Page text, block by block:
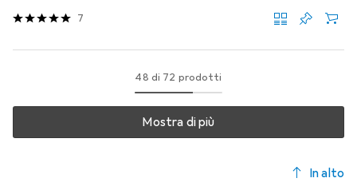
7
48 di 72 prodotti
Mostra di più
In alto